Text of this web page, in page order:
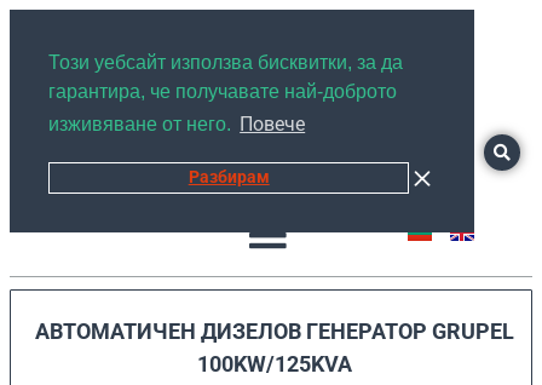
Този уебсайт използва бисквитки, за да
гарантира, че получавате най-доброто
изживяване от него.
Повече
Разбирам
АВТОМАТИЧЕН ДИЗЕЛОВ ГЕНЕРАТОР GRUPEL
100KW/125KVA